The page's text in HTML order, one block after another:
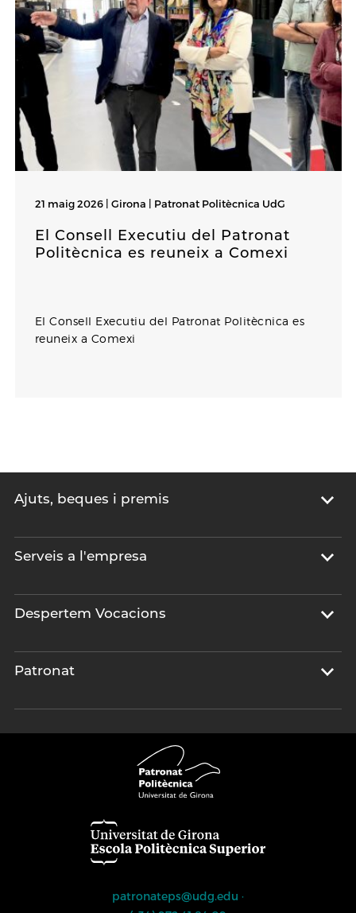
21 maig 2026 | Girona | Patronat Politècnica UdG
El Consell Executiu del Patronat
Politècnica es reuneix a Comexi
El Consell Executiu del Patronat Politècnica es
reuneix a Comexi
Ajuts, beques i premis
Serveis a l'empresa
Despertem Vocacions
Patronat
patronateps@udg.edu ·